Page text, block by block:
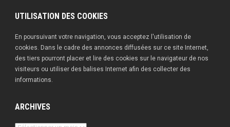
UTILISATION DES COOKIES
En poursuivant votre navigation, vous acceptez l'utilisation de
cookies. Dans le cadre des annonces diffusées sur ce site Internet,
des tiers pourront placer et lire des cookies sur le navigateur de nos
visiteurs ou utiliser des balises Internet afin des collecter des
informations.
ARCHIVES